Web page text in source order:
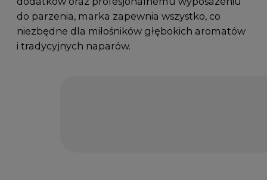
do parzenia, marka zapewnia wszystko, co
niezbędne dla miłośników głębokich aromatów
i tradycyjnych naparów.